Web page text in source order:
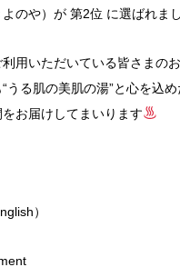
のや）が 第2位 に選ばれま
用いただいている皆さまのお
うる肌の美肌の湯”と心を込め
お届けしてまいります
）